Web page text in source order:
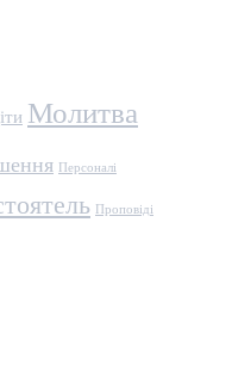
Молитва
Персоналі
Проповіді